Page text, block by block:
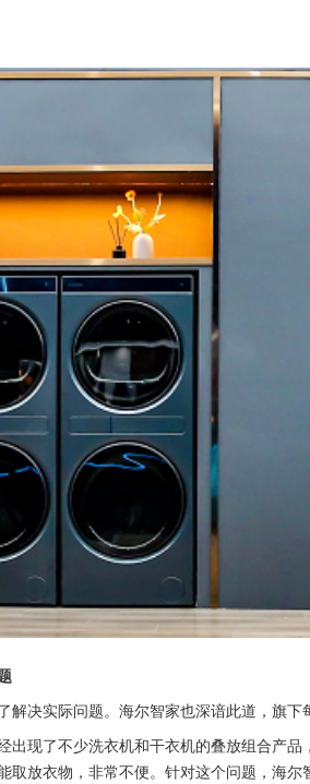
决实际问题。海尔智家也深谙此道，旗下
出现了不少洗衣机和干衣机的叠放组合产
取放衣物，非常不便。针对这个问题，海